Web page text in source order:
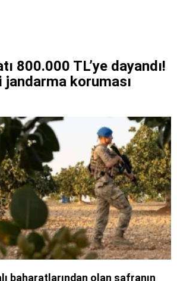
800.000 TL’ye dayandı!
koruması
baharatlarından olan safranın